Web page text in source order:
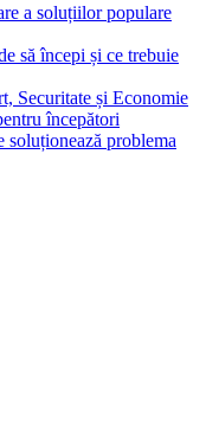
a soluțiilor populare
să începi și ce trebuie
Securitate și Economie
începători
soluționează problema